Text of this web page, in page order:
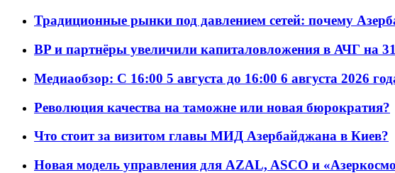
Традиционные рынки под давлением сетей: почему
BP и партнёры увеличили капиталовложения в АЧГ на
Медиаобзор: С 16:00 5 августа до 16:00 6 августа 2026
Революция качества на таможне или новая бюрократия?
Что стоит за визитом главы МИД Азербайджана в Киев?
Новая модель управления для AZAL, ASCO и